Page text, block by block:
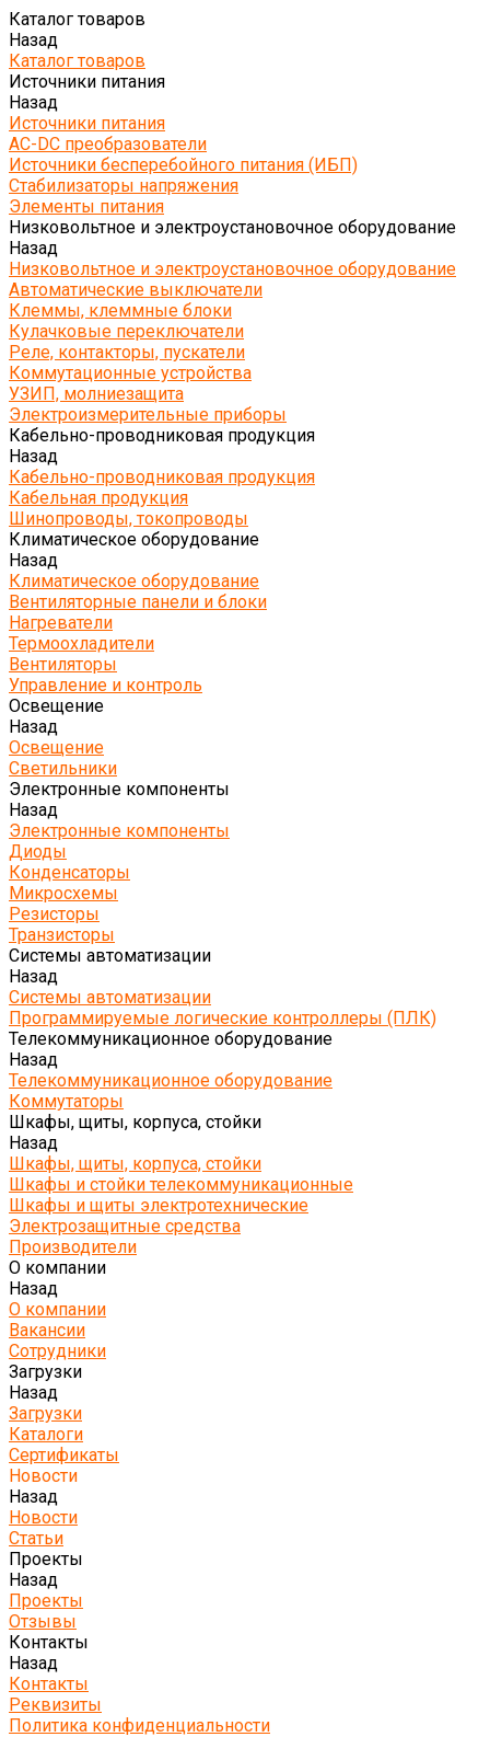
Каталог товаров
Назад
Каталог товаров
Источники питания
Назад
Источники питания
AC-DC преобразователи
Источники бесперебойного питания (ИБП)
Стабилизаторы напряжения
Элементы питания
Низковольтное и электроустановочное оборудование
Назад
Низковольтное и электроустановочное оборудование
Автоматические выключатели
Клеммы, клеммные блоки
Кулачковые переключатели
Реле, контакторы, пускатели
Коммутационные устройства
УЗИП, молниезащита
Электроизмерительные приборы
Кабельно-проводниковая продукция
Назад
Кабельно-проводниковая продукция
Кабельная продукция
Шинопроводы, токопроводы
Климатическое оборудование
Назад
Климатическое оборудование
Вентиляторные панели и блоки
Нагреватели
Термоохладители
Вентиляторы
Управление и контроль
Освещение
Назад
Освещение
Светильники
Электронные компоненты
Назад
Электронные компоненты
Диоды
Конденсаторы
Микросхемы
Резисторы
Транзисторы
Системы автоматизации
Назад
Системы автоматизации
Программируемые логические контроллеры (ПЛК)
Телекоммуникационное оборудование
Назад
Телекоммуникационное оборудование
Коммутаторы
Шкафы, щиты, корпуса, стойки
Назад
Шкафы, щиты, корпуса, стойки
Шкафы и стойки телекоммуникационные
Шкафы и щиты электротехнические
Электрозащитные средства
Производители
О компании
Назад
О компании
Вакансии
Сотрудники
Загрузки
Назад
Загрузки
Каталоги
Сертификаты
Новости
Назад
Новости
Статьи
Проекты
Назад
Проекты
Отзывы
Контакты
Назад
Контакты
Реквизиты
Политика конфиденциальности